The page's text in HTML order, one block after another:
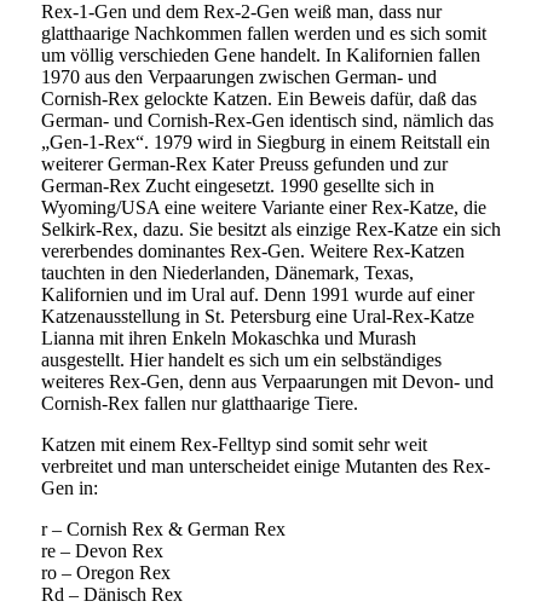
Rex-1-Gen und dem Rex-2-Gen weiß man, dass nur
glatthaarige Nachkommen fallen werden und es sich somit
um völlig verschieden Gene handelt. In Kalifornien fallen
1970 aus den Verpaarungen zwischen German- und
Cornish-Rex gelockte Katzen. Ein Beweis dafür, daß das
German- und Cornish-Rex-Gen identisch sind, nämlich das
„Gen-1-Rex“. 1979 wird in Siegburg in einem Reitstall ein
weiterer German-Rex Kater Preuss gefunden und zur
German-Rex Zucht eingesetzt. 1990 gesellte sich in
Wyoming/USA eine weitere Variante einer Rex-Katze, die
Selkirk-Rex, dazu. Sie besitzt als einzige Rex-Katze ein sich
vererbendes dominantes Rex-Gen. Weitere Rex-Katzen
tauchten in den Niederlanden, Dänemark, Texas,
Kalifornien und im Ural auf. Denn 1991 wurde auf einer
Katzenausstellung in St. Petersburg eine Ural-Rex-Katze
Lianna mit ihren Enkeln Mokaschka und Murash
ausgestellt. Hier handelt es sich um ein selbständiges
weiteres Rex-Gen, denn aus Verpaarungen mit Devon- und
Cornish-Rex fallen nur glatthaarige Tiere.
Katzen mit einem Rex-Felltyp sind somit sehr weit
verbreitet und man unterscheidet einige Mutanten des Rex-
Gen in:
r – Cornish Rex & German Rex
re – Devon Rex
ro – Oregon Rex
Rd – Dänisch Rex